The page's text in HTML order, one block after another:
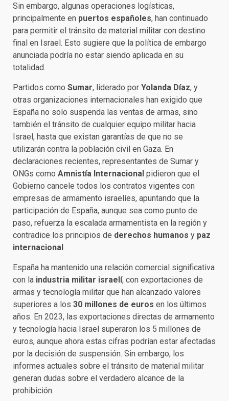
Sin embargo, algunas operaciones logísticas,
principalmente en puertos españoles, han continuado
para permitir el tránsito de material militar con destino
final en Israel. Esto sugiere que la política de embargo
anunciada podría no estar siendo aplicada en su
totalidad.
Partidos como Sumar, liderado por Yolanda Díaz, y
otras organizaciones internacionales han exigido que
España no solo suspenda las ventas de armas, sino
también el tránsito de cualquier equipo militar hacia
Israel, hasta que existan garantías de que no se
utilizarán contra la población civil en Gaza. En
declaraciones recientes, representantes de Sumar y
ONGs como Amnistía Internacional pidieron que el
Gobierno cancele todos los contratos vigentes con
empresas de armamento israelíes, apuntando que la
participación de España, aunque sea como punto de
paso, refuerza la escalada armamentista en la región y
contradice los principios de derechos humanos y paz
internacional.
España ha mantenido una relación comercial significativa
con la industria militar israelí, con exportaciones de
armas y tecnología militar que han alcanzado valores
superiores a los 30 millones de euros en los últimos
años. En 2023, las exportaciones directas de armamento
y tecnología hacia Israel superaron los 5 millones de
euros, aunque ahora estas cifras podrían estar afectadas
por la decisión de suspensión. Sin embargo, los
informes actuales sobre el tránsito de material militar
generan dudas sobre el verdadero alcance de la
prohibición.